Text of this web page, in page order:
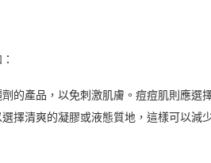
的產品，以免刺激肌膚。痘痘肌則應選
擇清爽的凝膠或液態質地，這樣可以減